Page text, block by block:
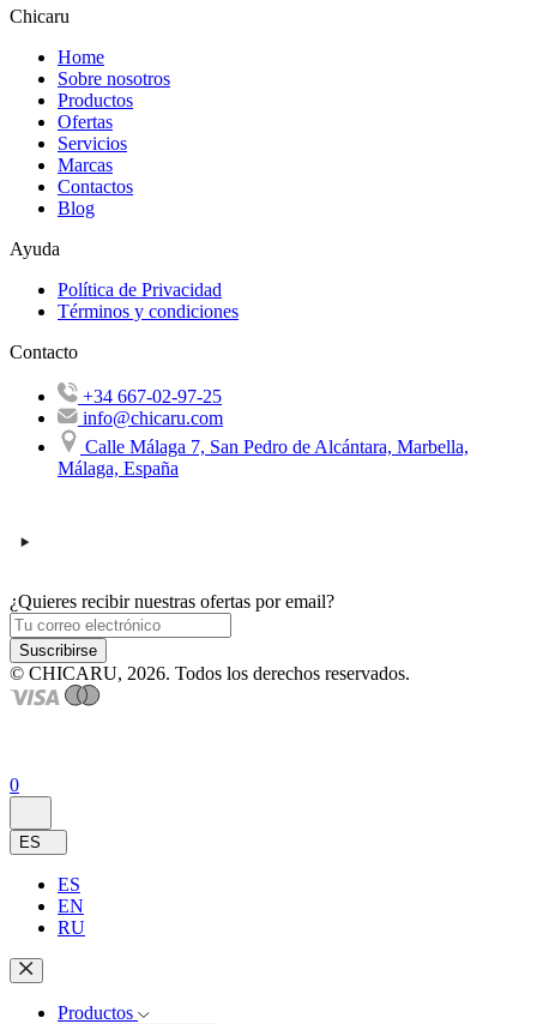
Chicaru
Home
Sobre nosotros
Productos
Ofertas
Servicios
Marcas
Contactos
Blog
Ayuda
Política de Privacidad
Términos y condiciones
Contacto
+34 667-02-97-25
info@chicaru.com
Calle Málaga 7, San Pedro de Alcántara, Marbella,
Málaga, España
¿Quieres recibir nuestras ofertas por email?
Suscribirse
© CHICARU, 2026. Todos los derechos reservados.
0
ES
ES
EN
RU
Productos